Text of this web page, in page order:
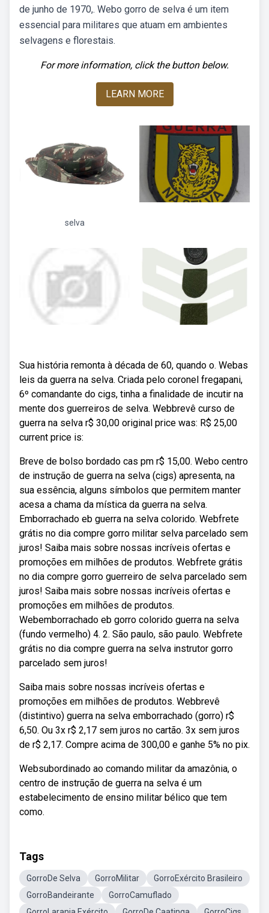
de junho de 1970,. Webo gorro de selva é um item
essencial para militares que atuam em ambientes
selvagens e florestais.
For more information, click the button below.
LEARN MORE
selva
Sua história remonta à década de 60, quando o. Webas
leis da guerra na selva. Criada pelo coronel fregapani,
6º comandante do cigs, tinha a finalidade de incutir na
mente dos guerreiros de selva. Webbrevê curso de
guerra na selva r$ 30,00 original price was: R$ 25,00
current price is:
Breve de bolso bordado cas pm r$ 15,00. Webo centro
de instrução de guerra na selva (cigs) apresenta, na
sua essência, alguns símbolos que permitem manter
acesa a chama da mística da guerra na selva.
Emborrachado eb guerra na selva colorido. Webfrete
grátis no dia compre gorro militar selva parcelado sem
juros! Saiba mais sobre nossas incríveis ofertas e
promoções em milhões de produtos. Webfrete grátis
no dia compre gorro guerreiro de selva parcelado sem
juros! Saiba mais sobre nossas incríveis ofertas e
promoções em milhões de produtos.
Webemborrachado eb gorro colorido guerra na selva
(fundo vermelho) 4. 2. São paulo, são paulo. Webfrete
grátis no dia compre guerra na selva instrutor gorro
parcelado sem juros!
Saiba mais sobre nossas incríveis ofertas e
promoções em milhões de produtos. Webbrevê
(distintivo) guerra na selva emborrachado (gorro) r$
6,50. Ou 3x r$ 2,17 sem juros no cartão. 3x sem juros
de r$ 2,17. Compre acima de 300,00 e ganhe 5% no pix.
Websubordinado ao comando militar da amazônia, o
centro de instrução de guerra na selva é um
estabelecimento de ensino militar bélico que tem
como.
Tags
GorroDe Selva GorroMilitar
GorroExército Brasileiro
GorroBandeirante
GorroCamuflado